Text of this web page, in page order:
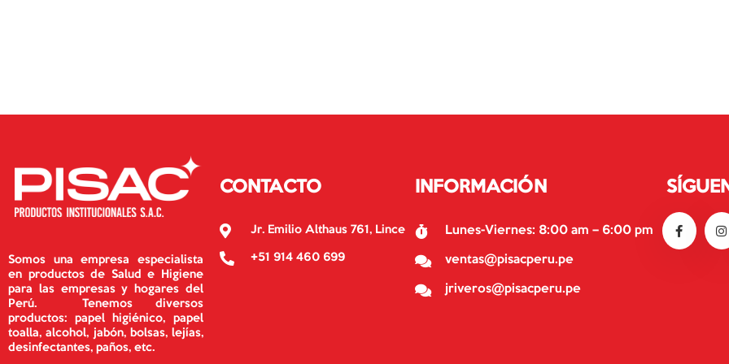
Somos una empresa especialista
en productos de Salud e Higiene
para las empresas y hogares del
Perú. Tenemos diversos
productos: papel higiénico, papel
toalla, alcohol, jabón, bolsas, lejías,
desinfectantes, paños, etc.
CONTACTO
Jr. Emilio Althaus 761, Lince
+51 914 460 699
INFORMACIÓN
Lunes-Viernes: 8:00 am – 6:00 pm
ventas@pisacperu.pe
jriveros@pisacperu.pe